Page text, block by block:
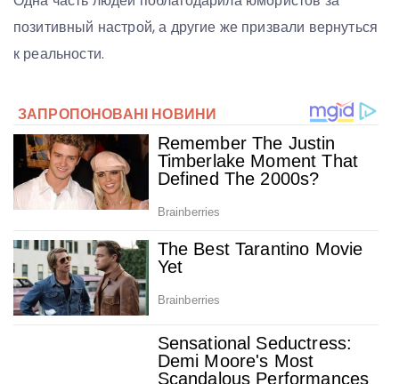
позитивный настрой, а другие же призвали вернуться
к реальности.